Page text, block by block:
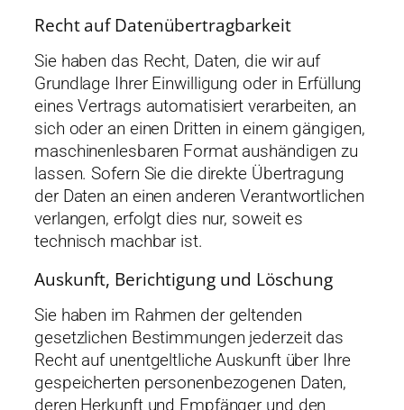
Recht auf Daten­übertrag­barkeit
Sie haben das Recht, Daten, die wir auf
Grundlage Ihrer Einwilligung oder in Erfüllung
eines Vertrags automatisiert verarbeiten, an
sich oder an einen Dritten in einem gängigen,
maschinenlesbaren Format aushändigen zu
lassen. Sofern Sie die direkte Übertragung
der Daten an einen anderen Verantwortlichen
verlangen, erfolgt dies nur, soweit es
technisch machbar ist.
Auskunft, Berichtigung und Löschung
Sie haben im Rahmen der geltenden
gesetzlichen Bestimmungen jederzeit das
Recht auf unentgeltliche Auskunft über Ihre
gespeicherten personenbezogenen Daten,
deren Herkunft und Empfänger und den